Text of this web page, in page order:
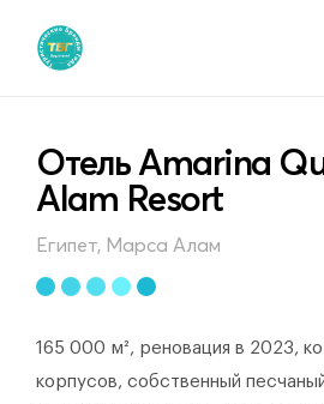
Отель Amarina
Alam Resort
Египет, Марса Алам
165 000 м², реновация в 2023,
корпусов, собственный